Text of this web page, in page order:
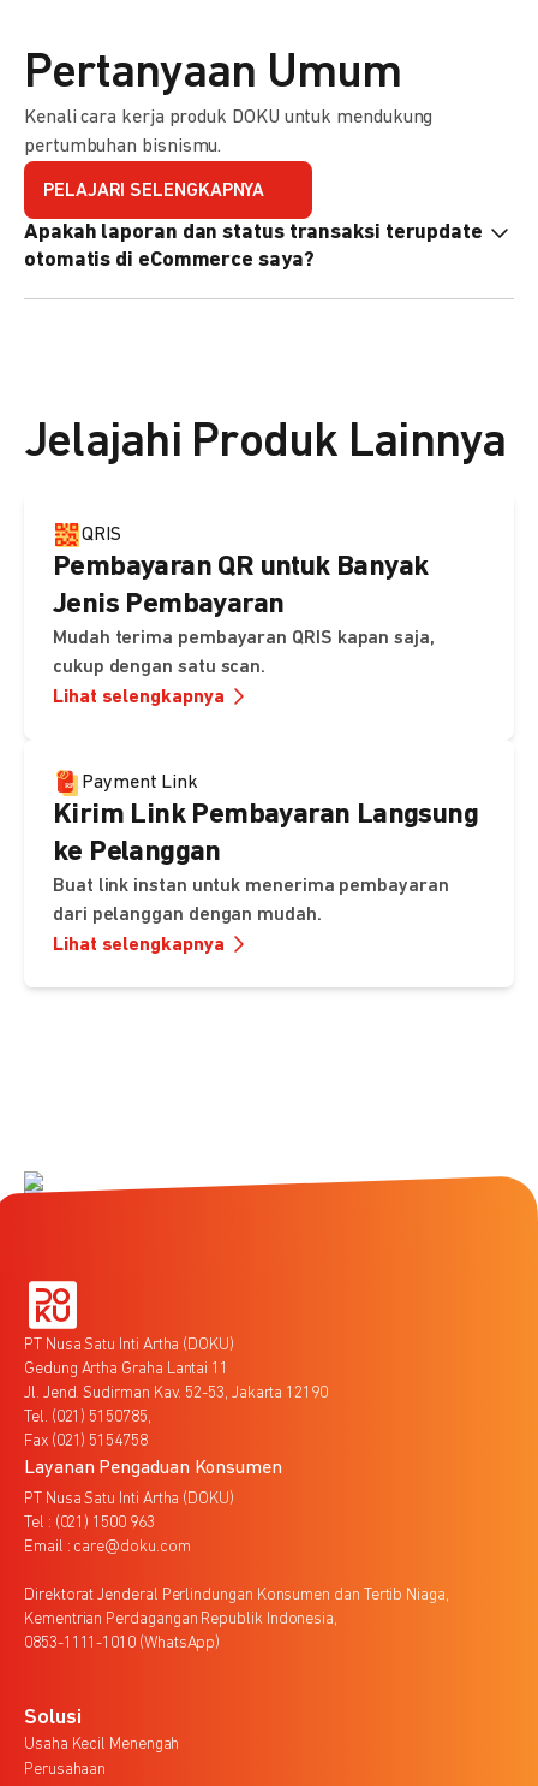
Pertanyaan Umum
Kenali cara kerja produk DOKU untuk mendukung
pertumbuhan bisnismu.
PELAJARI SELENGKAPNYA
Apakah laporan dan status transaksi terupdate
otomatis di eCommerce saya?
Jelajahi Produk Lainnya
QRIS
Pembayaran QR untuk Banyak
Jenis Pembayaran
Mudah terima pembayaran QRIS kapan saja,
cukup dengan satu scan.
Lihat selengkapnya
Payment Link
Kirim Link Pembayaran Langsung
ke Pelanggan
Buat link instan untuk menerima pembayaran
dari pelanggan dengan mudah.
Lihat selengkapnya
PT Nusa Satu Inti Artha (DOKU)
Gedung Artha Graha Lantai 11
Jl. Jend. Sudirman Kav. 52-53, Jakarta 12190
Tel. (021) 5150785,
Fax (021) 5154758
Layanan Pengaduan Konsumen
PT Nusa Satu Inti Artha (DOKU)
Tel : (021) 1500 963
Email : care@doku.com
Direktorat Jenderal Perlindungan Konsumen dan Tertib Niaga,
Kementrian Perdagangan Republik Indonesia,
0853-1111-1010 (WhatsApp)
Solusi
Usaha Kecil Menengah
Perusahaan